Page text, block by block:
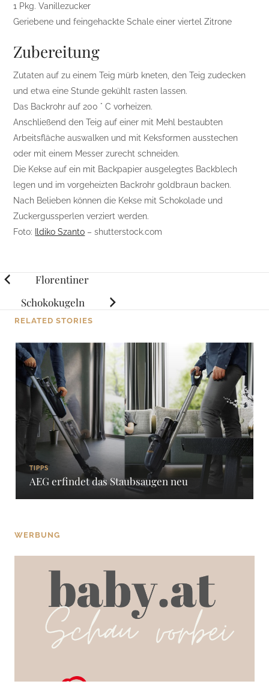
1 Pkg. Vanillezucker
Geriebene und feingehackte Schale einer viertel Zitrone
Zubereitung
Zutaten auf zu einem Teig mürb kneten, den Teig zudecken
und etwa eine Stunde gekühlt rasten lassen.
Das Backrohr auf 200 ° C vorheizen.
Anschließend den Teig auf einer mit Mehl bestaubten
Arbeitsfläche auswalken und mit Keksformen ausstechen
oder mit einem Messer zurecht schneiden.
Die Kekse auf ein mit Backpapier ausgelegtes Backblech
legen und im vorgeheizten Backrohr goldbraun backen.
Nach Belieben können die Kekse mit Schokolade und
Zuckergussperlen verziert werden.
Foto: Ildiko Szanto – shutterstock.com
Posts
navigation
Florentiner
Schokokugeln
RELATED STORIES
TIPPS
AEG erfindet das Staubsaugen neu
WERBUNG